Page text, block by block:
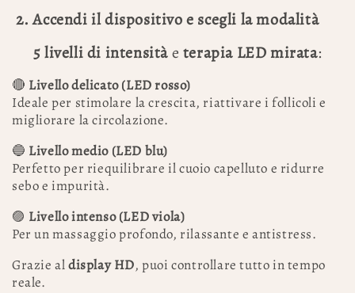
2. Accendi il dispositivo e scegli la modalità
5 livelli di intensitàe terapia LED mirata:
🔴 Livello delicato (LED rosso)
Ideale per stimolare la crescita, riattivare i follicoli e
migliorare la circolazione.
🔵 Livello medio (LED blu)
Perfetto per riequilibrare il cuoio capelluto e ridurre
sebo e impurità.
🟣 Livello intenso (LED viola)
Per un massaggio profondo, rilassante e antistress.
Grazie aldisplay HD, puoi controllare tutto in tempo
reale.